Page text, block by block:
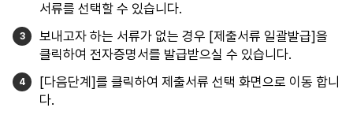
서류를 선택할 수 있습니다.
보내고자 하는 서류가 없는 경우 [제출서류 일괄발급]을
클릭하여 전자증명서를 발급받으실 수 있습니다.
[다음단계]를 클릭하여 제출서류 선택 화면으로 이동 합니
다.